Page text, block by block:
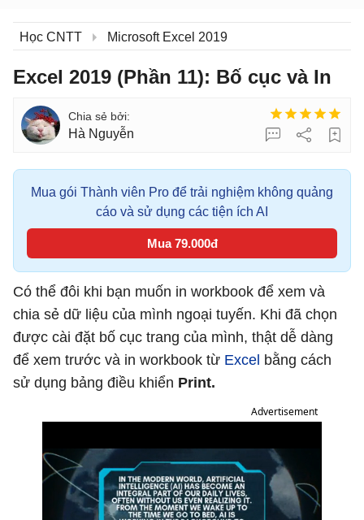
Học CNTT Microsoft Excel 2019
Excel 2019 (Phần 11): Bố cục và In
Hà Nguyễn
Mua gói Thành viên Pro để trải nghiệm không quảng
cáo và sử dụng các tiện ích AI
Mua 79.000đ
Có thể đôi khi bạn muốn in workbook để xem và
chia sẻ dữ liệu của mình ngoại tuyến. Khi đã chọn
được cài đặt bố cục trang của mình, thật dễ dàng
để xem trước và in workbook từ Excel bằng cách
sử dụng bảng điều khiển Print.
Advertisement